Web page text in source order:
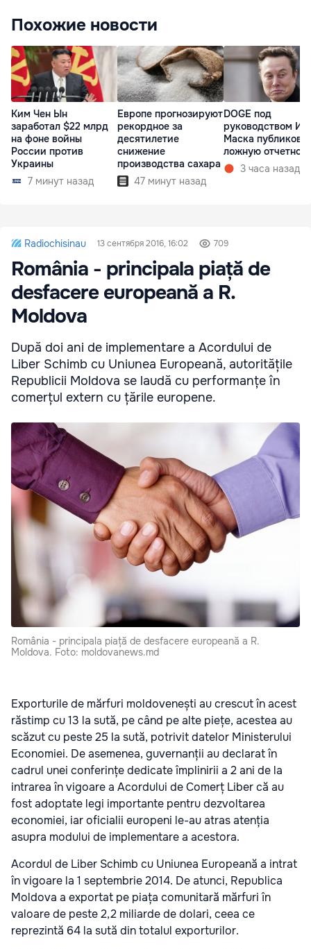
Похожие новости
Ким Чен Ын
заработал $22 млрд
на фоне войны
России против
Украины
7 минут назад
Европе прогнозируют
рекордное за
десятилетие
снижение
производства сахара
47 минут назад
DOGE под
руководством
Маска
ложную
3 часа назад
Radiochisinau 13 сентября 2016, 16:02 709
România - principala piață de
desfacere europeană a R.
Moldova
După doi ani de implementare a Acordului de
Liber Schimb cu Uniunea Europeană, autoritățile
Republicii Moldova se laudă cu performanțe în
comerțul extern cu țările europene.
România - principala piață de desfacere europeană a R.
Moldova. Foto: moldovanews.md
Exporturile de mărfuri moldovenești au crescut în acest
răstimp cu 13 la sută, pe când pe alte piețe, acestea au
scăzut cu peste 25 la sută, potrivit datelor Ministerului
Economiei. De asemenea, guvernanții au declarat în
cadrul unei conferințe dedicate împlinirii a 2 ani de la
intrarea în vigoare a Acordului de Comerț Liber că au
fost adoptate legi importante pentru dezvoltarea
economiei, iar oficialii europeni le-au atras atenția
asupra modului de implementare a acestora.
Acordul de Liber Schimb cu Uniunea Europeană a intrat
în vigoare la 1 septembrie 2014. De atunci, Republica
Moldova a exportat pe piața comunitară mărfuri în
valoare de peste 2,2 miliarde de dolari, ceea ce
reprezintă 64 la sută din totalul exporturilor.